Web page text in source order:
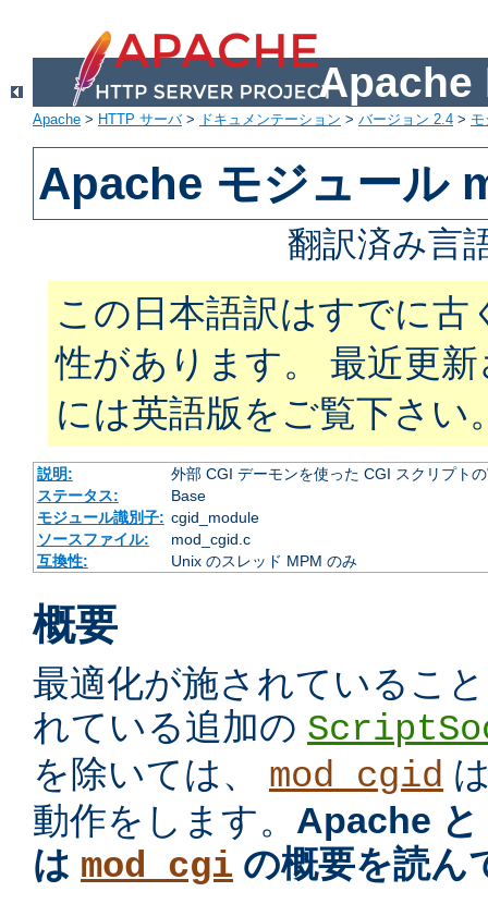
Apache
Apache > HTTP サーバ> ドキュメンテーション > バージョン 2.4 >
Apache モジュール
翻訳済み言
この日本語訳はすでに古
性があります。 最近更
には英語版をご覧下さい
説明:
外部 CGI デーモンを使った CGI スクリプト
ステータス:
Base
モジュール識別子: cgid_module
ソースファイル:
mod_cgid.c
互換性:
Unix のスレッド MPM のみ
概要
最適化が施されているこ
れている追加の
を除いては、 mod_cgid
動作をします。 Apache と
は mod_cgi の概要を読ん